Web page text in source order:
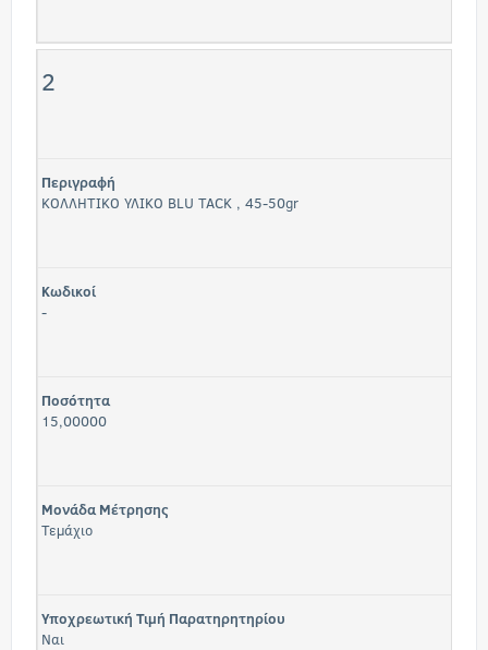
2
Περιγραφή
ΚΟΛΛΗΤΙΚΟ ΥΛΙΚΟ BLU TACK , 45-50gr
Κωδικοί
-
Ποσότητα
15,00000
Μονάδα Μέτρησης
Τεμάχιο
Υποχρεωτική Τιμή Παρατηρητηρίου
Ναι